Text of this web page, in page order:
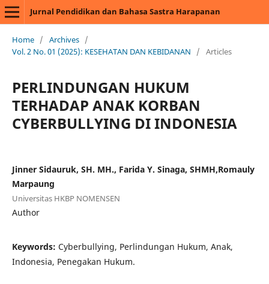
Jurnal Pendidikan dan Bahasa Sastra Harapanan
Home / Archives /
Vol. 2 No. 01 (2025): KESEHATAN DAN KEBIDANAN
/ Articles
PERLINDUNGAN HUKUM
TERHADAP ANAK KORBAN
CYBERBULLYING DI INDONESIA
Jinner Sidauruk, SH. MH., Farida Y. Sinaga, SHMH,Romauly
Marpaung
Universitas HKBP NOMENSEN
Author
Keywords: Cyberbullying, Perlindungan Hukum, Anak,
Indonesia, Penegakan Hukum.